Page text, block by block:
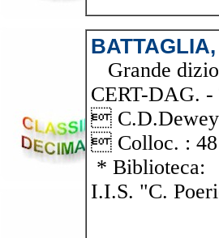
Grande
CERT-DAG.

 Colloc. : 48
* Biblioteca:
I.I.S. "C.